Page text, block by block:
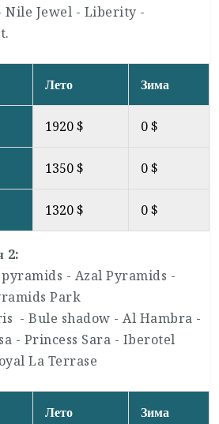
Nile Jewel - Liberity -
Лето Зима
1920 $ 0 $
1350 $ 0 $
1320 $ 0 $
2:
pyramids - Azal Pyramids -
Park
- Bule shadow - Al Hambra -
- Princess Sara - Iberotel
La Terrase
Лето Зима